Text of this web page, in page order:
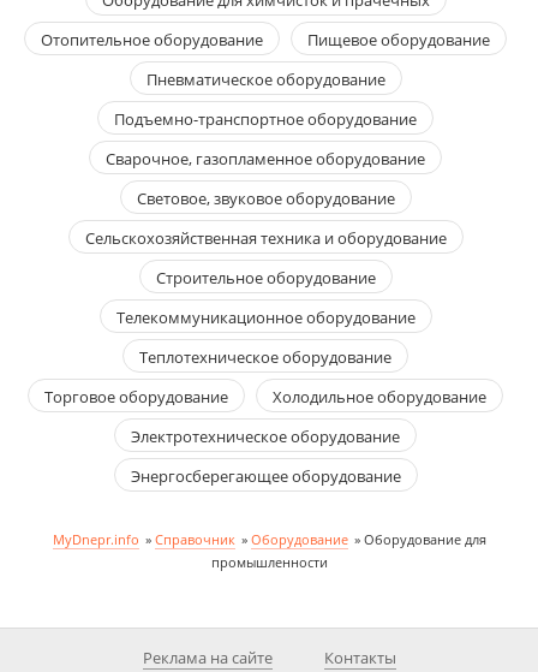
Отопительное оборудование
Пищевое оборудование
Пневматическое оборудование
Подъемно-транспортное оборудование
Сварочное, газопламенное оборудование
Световое, звуковое оборудование
Сельскохозяйственная техника и оборудование
Строительное оборудование
Телекоммуникационное оборудование
Теплотехническое оборудование
Торговое оборудование
Холодильное оборудование
Электротехническое оборудование
Энергосберегающее оборудование
MyDnepr.info » Справочник » Оборудование » Оборудование для
промышленности
Реклама на сайте Контакты